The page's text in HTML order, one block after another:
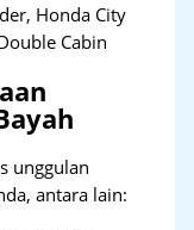
Honda City
Cabin
unggulan
antara lain: